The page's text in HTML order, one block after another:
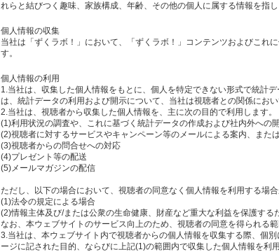
れらと結びつく趣味、家族構成、年齢、その他の個人に属する情報を指し
個人情報の収集
当社は「ずくラボ！」において、「ずくラボ！」コンテンツおよびこれ
す。
個人情報の利用
1.当社は、収集した個人情報をもとに、個人を特定できない形式で統計
は、統計データの利用および開示について、当社は視聴者との関係にお
2.当社は、視聴者から収集した個人情報を、主に次の目的で利用します。
(1)利用状況の調査や、これに基づく統計データの作成および社内外への
(2)視聴者に対するサービスやキャンペーン等のメールによる案内、また
(3)視聴者からの問合せへの対応
(4)プレゼント等の配送
(5)メールマガジンの配信
ただし、以下の場合において、視聴者の同意なく個人情報を利用する場合
(1)法令の規定による場合
(2)情報主体及び/または公衆の生命健康、財産など重大な利益を保護する
なお、本ウェブサイトのサービス向上のため、視聴者の同意を得られる
3.当社は、本ウェブサイト内で視聴者からの個人情報を収集する際、個
ージに記された目的、ならびに上記(1)の範囲内で収集した個人情報を利用